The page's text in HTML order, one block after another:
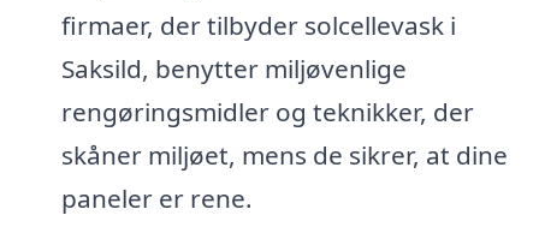
firmaer, der tilbyder solcellevask i
Saksild, benytter miljøvenlige
rengøringsmidler og teknikker, der
skåner miljøet, mens de sikrer, at dine
paneler er rene.